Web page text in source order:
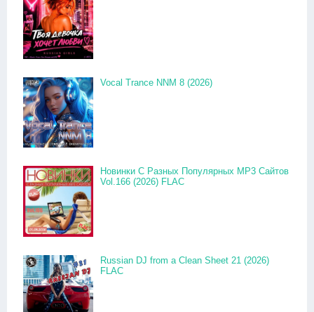
Vocal Trance NNM 8 (2026)
Новинки С Разных Популярных MP3 Сайтов
Vol.166 (2026) FLAC
Russian DJ from a Clean Sheet 21 (2026)
FLAC